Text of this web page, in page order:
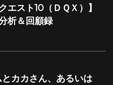
エスト10（ＤＱＸ）】
析＆回顧録
とカカさん、あるいは